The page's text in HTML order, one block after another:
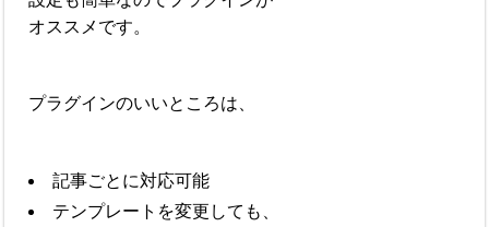
オススメです。
プラグインのいいところは、
記事ごとに対応可能
テンプレートを変更しても、